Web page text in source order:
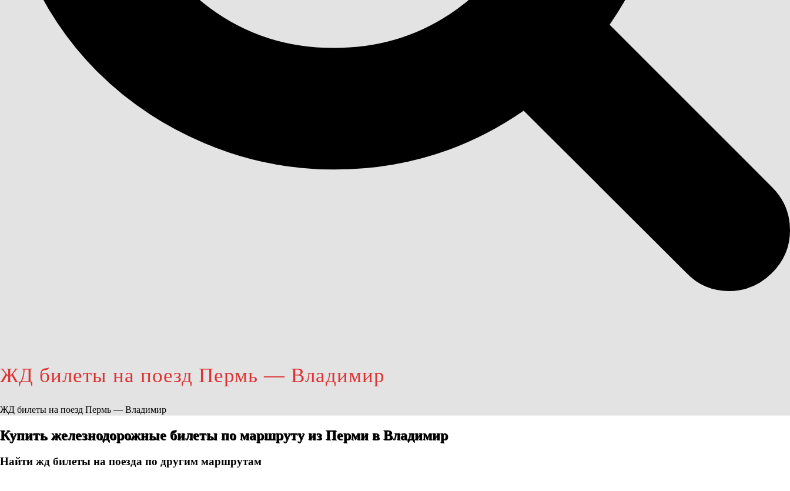
ЖД билеты на поезд Пермь — Владимир
ЖД билеты на поезд Пермь — Владимир
Купить железнодорожные билеты по маршруту из Перми в Владимир
Найти жд билеты на поезда по другим маршрутам